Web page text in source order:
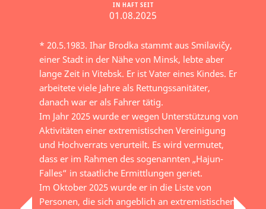
IN HAFT SEIT
01.08.2025
* 20.5.1983. Ihar Brodka stammt aus Smilavičy,
einer Stadt in der Nähe von Minsk, lebte aber
lange Zeit in Vitebsk. Er ist Vater eines Kindes. Er
arbeitete viele Jahre als Rettungssanitäter,
danach war er als Fahrer tätig.
Im Jahr 2025 wurde er wegen Unterstützung von
Aktivitäten einer extremistischen Vereinigung
und Hochverrats verurteilt. Es wird vermutet,
dass er im Rahmen des sogenannten „Hajun-
Falles“ in staatliche Ermittlungen geriet.
Im Oktober 2025 wurde er in die Liste von
Personen, die sich angeblich an extremistischen